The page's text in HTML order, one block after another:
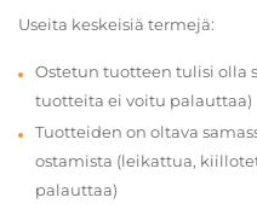
Useita keskeisiä termejä:
Ostetun tuotteen tulisi olla
tuotteita ei voitu palauttaa)
Tuotteiden on oltava
ostamista (leikattua,
palauttaa)